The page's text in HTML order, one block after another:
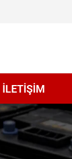
İLETİŞİM